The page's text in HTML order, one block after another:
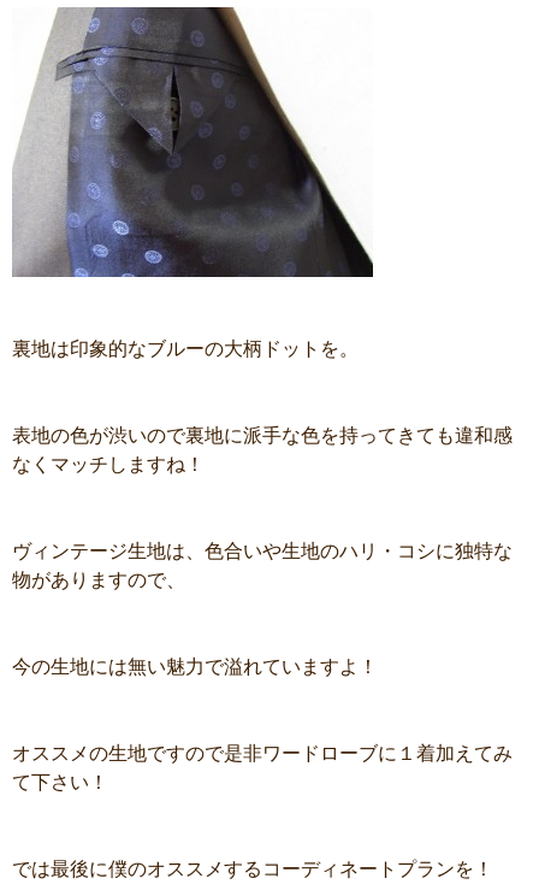
裏地は印象的なブルーの大柄ドットを。
表地の色が渋いので裏地に派手な色を持ってきても違和感
なくマッチしますね！
ヴィンテージ生地は、色合いや生地のハリ・コシに独特な
物がありますので、
今の生地には無い魅力で溢れていますよ！
オススメの生地ですので是非ワードローブに１着加えてみ
て下さい！
では最後に僕のオススメするコーディネートプランを！